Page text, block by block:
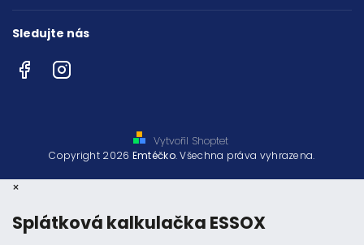
Sledujte nás
FacebookInstagram
Vytvořil Shoptet
Copyright 2026 Emtéčko. Všechna práva vyhrazena.
×
Splátková kalkulačka ESSOX